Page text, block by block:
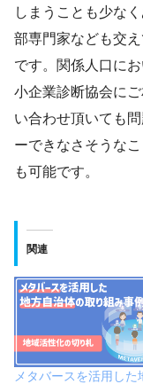
しまうことも少な
部専門家なども交
です。関係人口に
小企業診断協会に
い合わせ頂いても
ーできなさそうな
も可能です。
関連
メタバースを活用した